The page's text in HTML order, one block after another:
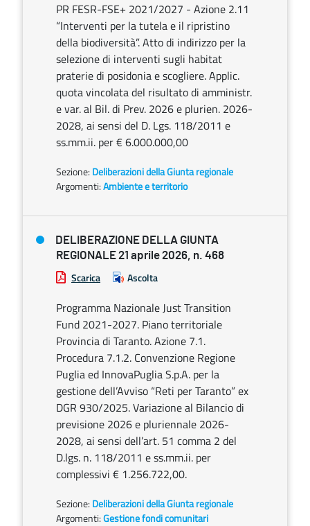
PR FESR-FSE+ 2021/2027 - Azione 2.11
“Interventi per la tutela e il ripristino
della biodiversità”. Atto di indirizzo per la
selezione di interventi sugli habitat
praterie di posidonia e scogliere. Applic.
quota vincolata del risultato di amministr.
e var. al Bil. di Prev. 2026 e plurien. 2026-
2028, ai sensi del D. Lgs. 118/2011 e
ss.mm.ii. per € 6.000.000,00
Sezione: Deliberazioni della Giunta regionale
Argomenti:Ambiente e territorio
DELIBERAZIONE DELLA GIUNTA
REGIONALE 21 aprile 2026, n. 468
Scarica Ascolta
Programma Nazionale Just Transition
Fund 2021-2027. Piano territoriale
Provincia di Taranto. Azione 7.1.
Procedura 7.1.2. Convenzione Regione
Puglia ed InnovaPuglia S.p.A. per la
gestione dell’Avviso “Reti per Taranto” ex
DGR 930/2025. Variazione al Bilancio di
previsione 2026 e pluriennale 2026-
2028, ai sensi dell’art. 51 comma 2 del
D.lgs. n. 118/2011 e ss.mm.ii. per
complessivi € 1.256.722,00.
Sezione: Deliberazioni della Giunta regionale
Argomenti:Gestione fondi comunitari